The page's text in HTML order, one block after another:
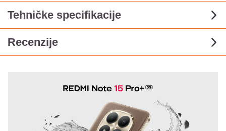
Tehničke specifikacije
Recenzije